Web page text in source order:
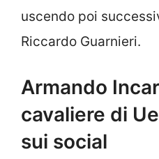
uscendo poi
Riccardo Guarnieri.
Armando
cavaliere di
sui social